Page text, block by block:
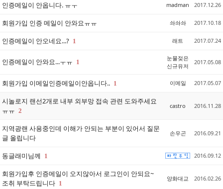
인증메일이 안옵니다. ㅠㅜ madman 2017.12.26
회원가입 인증 메일이 안와요ㅠㅠ 솨솨솨 2017.10.18
인증메일이 안오네요...? 1 래트 2017.07.24
인증메일이 안와요...ㅜㅠ 1
눈물젖은
신규유저
2017.05.08
회원가입 이메일인증메일이안옵니다.. 1 이메일 2017.05.07
시놀로지 랜선2개로 내부 외부망 접속 관련 도와주세요
ㅠㅠ 2
castro 2016.11.28
지역광랜 사용중인데 이해가 안되는 부분이 있어서 질문
글 올립니다
손우곤 2016.09.21
동글래미님께 1 2016.09.12
회원가입후 인증메일이 오지않아서 로그인이 안되요~
조취 부탁드립니다 1
양화대교 2016.02.26